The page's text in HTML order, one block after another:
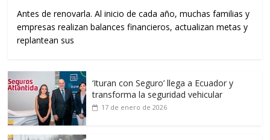
Antes de renovarla. Al inicio de cada año, muchas familias y
empresas realizan balances financieros, actualizan metas y
replantean sus
‘Ituran con Seguro’ llega a Ecuador y
transforma la seguridad vehicular
17 de enero de 2026